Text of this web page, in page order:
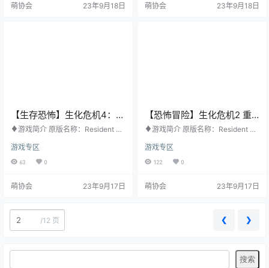
址：STEAM ♦游戏梗概 总统阁下
萌协会 23年9月18日
ell》是一款开放世界生存模拟器，
萌协会 23年9月18日
【生存恐怖】生化危机4：重
制版 官方中文
♦游戏简介 原版名称：Resident Ev
怖 游戏平台：PC 开发公司：CAPC
OM Co., Ltd. 发行公司：CAPCOM
成功逃脱并战胜死亡的快感。 前所
迪被派去营救被绑架的总统千金。
里…
游戏专区
63 0
萌协会 23年9月17日
【恐怖冒险】生化危机2 重
制版 官方中文版
♦游戏简介 原版名称：Resident Ev
险 游戏平台：PC 开发公司：CAPC
OM Co., Ltd. 发行公司：CAPCOM
生存恐怖游戏代表之作Resident Evi
E Engine，经典作品经过…
游戏专区
122 0
萌协会 23年9月17日
/12 页 ❮ ❯